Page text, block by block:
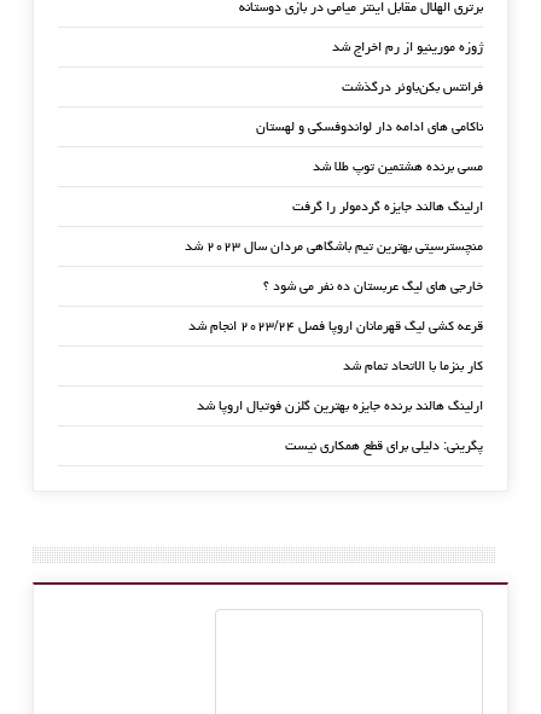
برتری الهلال مقابل اینتر میامی در بازی دوستانه
ژوزه مورینیو از رم اخراج شد
فرانتس بکن‌باوئر درگذشت
ناکامی های ادامه دار لواندوفسکی و لهستان
مسی برنده هشتمین توپ طلا شد
ارلینگ هالند جایزه گردمولر را گرفت
منچسترسیتی بهترین تیم باشگاهی مردان سال ۲۰۲۳ شد
خارجی های لیگ عربستان ده نفر می شود ؟
قرعه کشی لیگ قهرمانان اروپا فصل ۲۰۲۳/۲۴ انجام شد
کار بنزما با الاتحاد تمام شد
ارلینگ هالند برنده جایزه بهترین گلزن فوتبال اروپا شد
پگرینی: دلیلی برای قطع همکاری نیست